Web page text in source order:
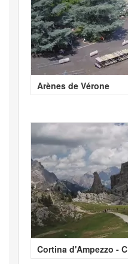
Arènes de Vérone
Cortina d'Ampezzo -